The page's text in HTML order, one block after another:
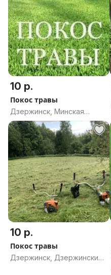
10 р.
Покос травы
Дзержинск, Минская
область
10 р.
Покос травы
Дзержинск, Дзержинский